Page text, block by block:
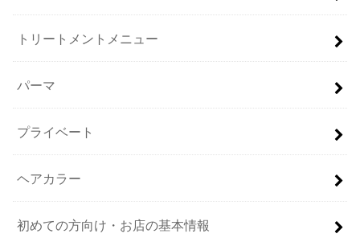
トリートメントメニュー
パーマ
プライベート
ヘアカラー
初めての方向け・お店の基本情報